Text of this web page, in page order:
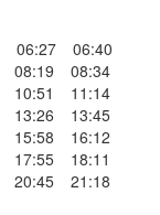
06:27
06:40
08:19
08:34
10:51
11:14
13:26
13:45
15:58
16:12
17:55
18:11
20:45
21:18